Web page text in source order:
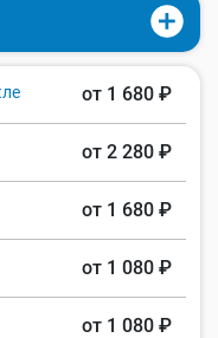
от 1 680 ₽
от 2 280 ₽
от 1 680 ₽
от 1 080 ₽
от 1 080 ₽